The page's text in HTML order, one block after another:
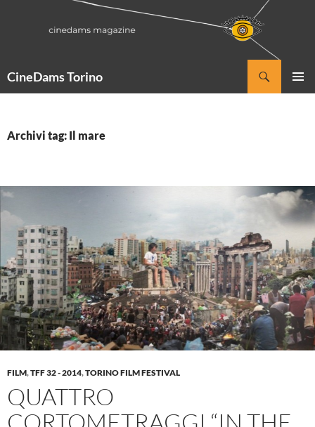
CineDams Torino
Archivi tag: Il mare
FILM,TFF 32 - 2014,TORINO FILM FESTIVAL
QUATTRO